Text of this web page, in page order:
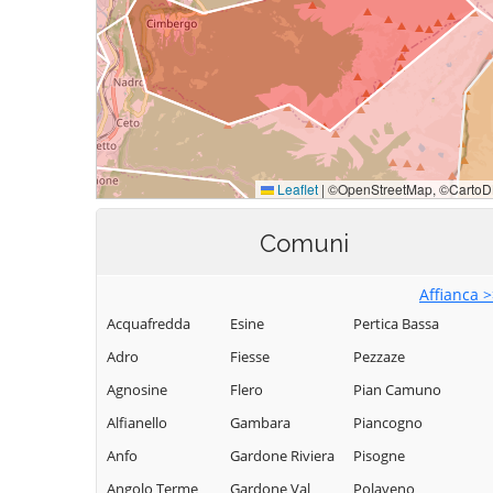
Comuni
Affianca
Acquafredda
Adro
Agnosine
Alfianello
Anfo
Angolo Terme
Esine
Fiesse
Flero
Gambara
Gardone Riviera
Gardone Val
Pertica Bassa
Pezzaze
Pian Camuno
Piancogno
Pisogne
Polaveno